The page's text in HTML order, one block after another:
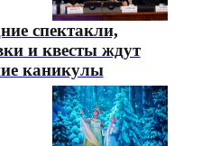
спектакли,
и квесты ждут
каникулы